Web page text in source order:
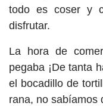
todo es coser y
disfrutar.
La hora de
pegaba ¡De tanta
el bocadillo de
rana, no sabíamos